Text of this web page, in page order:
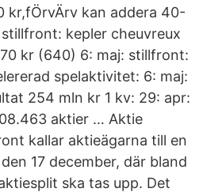
kr,fÖrvÄrv kan addera 40-
kepler cheuvreux
kr (640) 6: maj: stillfront:
spelaktivitet: 6: maj:
254 mln kr 1 kv: 29: apr:
aktier … Aktie
kallar aktieägarna till en
17 december, där bland
ska tas upp. Det